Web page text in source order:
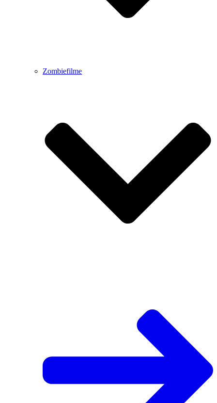
Zombiefilme